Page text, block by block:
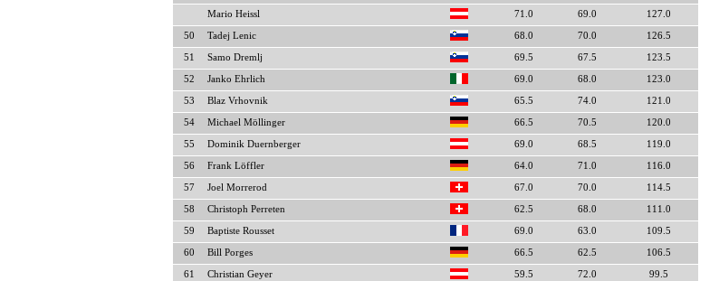
Mario Heissl 71.0 69.0 127.0
50 Tadej Lenic 68.0 70.0 126.5
51 Samo Dremlj 69.5 67.5 123.5
52 Janko Ehrlich 69.0 68.0 123.0
53 Blaz Vrhovnik 65.5 74.0 121.0
54 Michael Möllinger 66.5 70.5 120.0
55 Dominik Duernberger 69.0 68.5 119.0
56 Frank Löffler 64.0 71.0 116.0
57 Joel Morrerod 67.0 70.0 114.5
58 Christoph Perreten 62.5 68.0 111.0
59 Baptiste Rousset 69.0 63.0 109.5
60 Bill Porges 66.5 62.5 106.5
61 Christian Geyer 59.5 72.0 99.5